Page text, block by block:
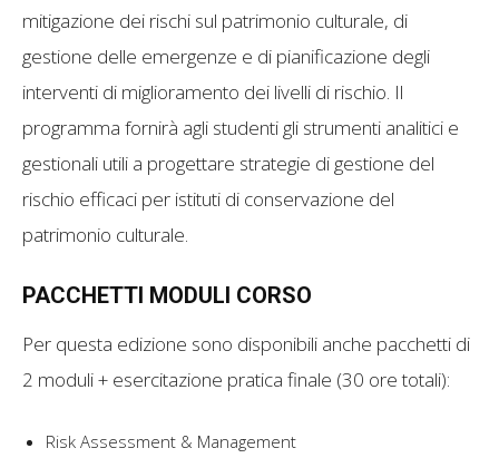
mitigazione dei rischi sul patrimonio culturale, di
gestione delle emergenze e di pianificazione degli
interventi di miglioramento dei livelli di rischio. Il
programma fornirà agli studenti gli strumenti analitici e
gestionali utili a progettare strategie di gestione del
rischio efficaci per istituti di conservazione del
patrimonio culturale.
PACCHETTI MODULI CORSO
Per questa edizione sono disponibili anche pacchetti di
2 moduli + esercitazione pratica finale (30 ore totali):
Risk Assessment & Management